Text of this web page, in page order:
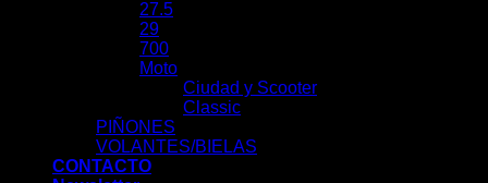
27.5
29
700
Moto
Ciudad y Scooter
Classic
PIÑONES
VOLANTES/BIELAS
CONTACTO